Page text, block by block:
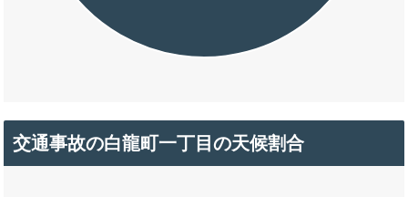
交通事故の白龍町一丁目の天候割合